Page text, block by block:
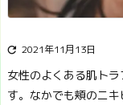
 2021年11月13日
女性のよくある肌ト
す。 なかでも頬のニ